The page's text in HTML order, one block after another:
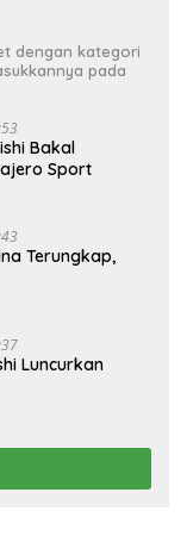
dengan kategori
pada
Bakal
Sport
Terungkap,
Luncurkan